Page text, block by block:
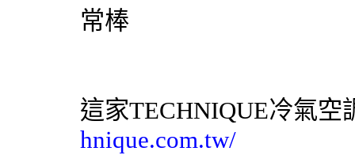
常棒
這家TECHNIQUE冷氣空
hnique.com.tw/